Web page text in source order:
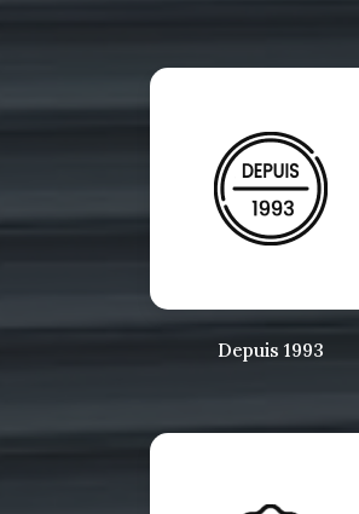
Depuis 1993